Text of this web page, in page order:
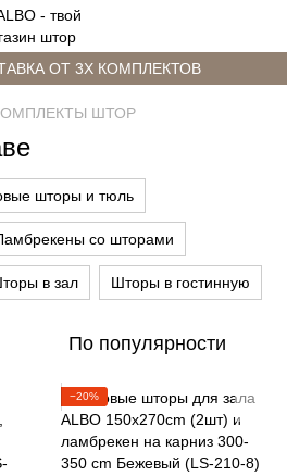
ОТ 3Х КОМПЛЕКТОВ
ШТОР
шторы и тюль
со шторами
в зал Шторы в гостинную
По популярности
−20%